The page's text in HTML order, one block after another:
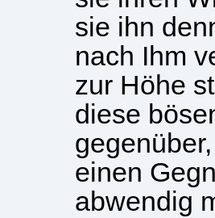
sie ihn
nach Ihm
zur Höhe
diese
einen
abwendig